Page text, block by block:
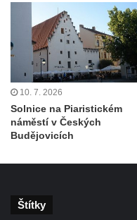
Frýdlantu
Dům čp. 102 na
Frýdlantu
Dům čp. 2 zvaný Na
náměstí T. G.
Dům čp. 95 na náměstí
Frýdlantu
10. 7. 2026
Solnice na Piaristickém
náměstí v Českých
Budějovicích
Štítky